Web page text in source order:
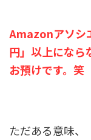
Amazonアソシ
円」以上になら
お預けです。笑
ただある意味、